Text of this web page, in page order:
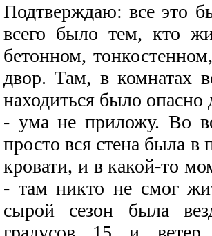
Подтверждаю: все это
всего было тем, кто
бетонном,
двор. Там, в комнатах
находиться было
- ума не приложу. Во
просто вся стена была
кровати, и в какой-то
- там никто не смог
сырой сезон была